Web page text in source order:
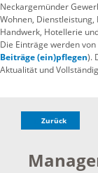
Neckargemünder
Wohnen, Dienstleistung,
Handwerk, Hotellerie
Die Einträge werden
Beiträge (ein)pflegen).
Aktualität und
Zurück